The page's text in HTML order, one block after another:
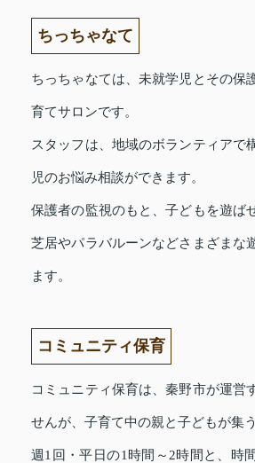
ちっちゃなて
ちっちゃなては、未就学児とその保
育てサロンです。
スタッフは、地域のボランティアで
児のお悩み相談ができます。
保護者の監視のもと、子どもを遊ば
芝居やパラバルーンなどさまざまな
ます。
コミュニティ保育
コミュニティ保育は、秦野市が運営
せんが、子育て中の親と子どもが集
週1回・平日の1時間～2時間と、時